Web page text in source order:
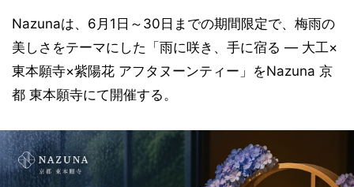
Nazunaは、6月1日～30日までの期間限定で、梅雨の
美しさをテーマにした「雨に咲き、手に宿る ― 大工×
東本願寺×紫陽花 アフタヌーンティー」をNazuna 京
都 東本願寺にて開催する。